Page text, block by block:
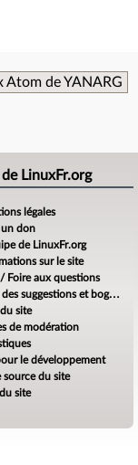
Atom de YANARG
LinuxFr.org
légales
un don
de LinuxFr.org
sur le site
Foire aux questions
suggestions et bogues
site
de modération
le développement
source du site
site